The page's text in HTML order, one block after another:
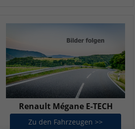
Renault Mégane E-TECH
Zu den Fahrzeugen >> Renault